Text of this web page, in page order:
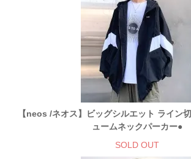
【neos /ネオス】ビッグシルエット ライン
ュームネックパーカー●
SOLD OUT